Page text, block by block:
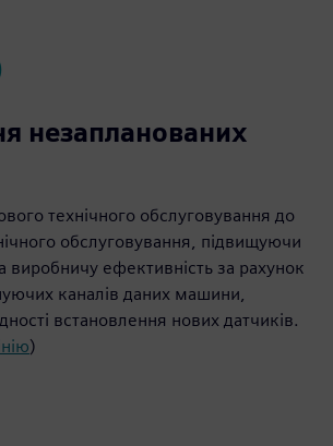
незапланованих
технічного обслуговування до
обслуговування, підвищуючи
виробничу ефективність за рахунок
каналів даних машини,
встановлення нових датчиків.
)